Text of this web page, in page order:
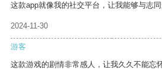
这款app就像我的社交平台，让我能够与志同
2024-11-30
游客
这款游戏的剧情非常感人，让我久久不能忘怀